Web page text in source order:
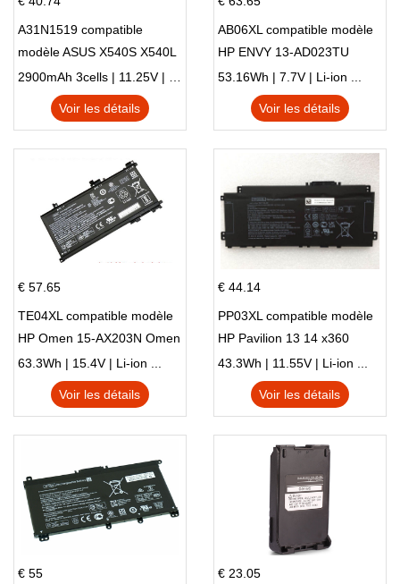
A31N1519 compatible
modèle ASUS X540S X540L
X540LA-SI302 X540SA
X540S
2900mAh 3cells | 11.25V | Li-ion ...
Voir les détails
AB06XL compatible modèle
HP ENVY 13-AD023TU
HSTNN-DB8C 921438-855
TPN-I128
53.16Wh | 7.7V | Li-ion ...
Voir les détails
€ 57.65
TE04XL compatible modèle
HP Omen 15-AX203N Omen
15 Series Pavilion 15 Series
63.3Wh | 15.4V | Li-ion ...
Voir les détails
€ 44.14
PP03XL compatible modèle
HP Pavilion 13 14 x360
L83388-AC1 L83388-421
HSTNN-LB8S M01118-421
M01144-005 13-BB 14-DV
43.3Wh | 11.55V | Li-ion ...
Voir les détails
€ 55
€ 23.05